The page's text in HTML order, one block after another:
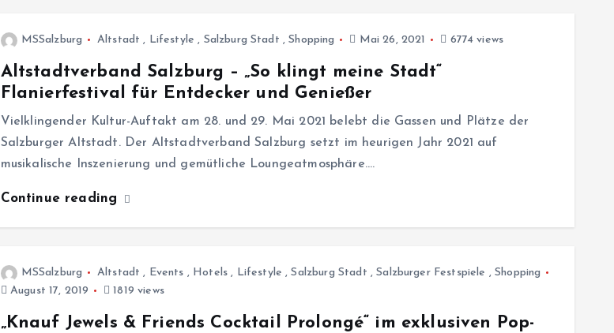
MSSalzburg Altstadt , Lifestyle , Salzburg Stadt ,Shopping Mai 26, 2021 6774 views
Altstadtverband Salzburg – „So klingt meine Stadt“
Flanierfestival für Entdecker und Genießer
Vielklingender Kultur-Auftakt am 28. und 29. Mai 2021 belebt die Gassen und Plätze der
Salzburger Altstadt. Der Altstadtverband Salzburg setzt im heurigen Jahr 2021 auf
musikalische Inszenierung und gemütliche Loungeatmosphäre.…
Continue reading
MSSalzburg Altstadt , Events , Hotels , Lifestyle ,Salzburg Stadt ,Salzburger Festspiele ,Shopping
August 17, 2019
1819 views
„Knauf Jewels & Friends Cocktail Prolongé“ im exklusiven Pop-